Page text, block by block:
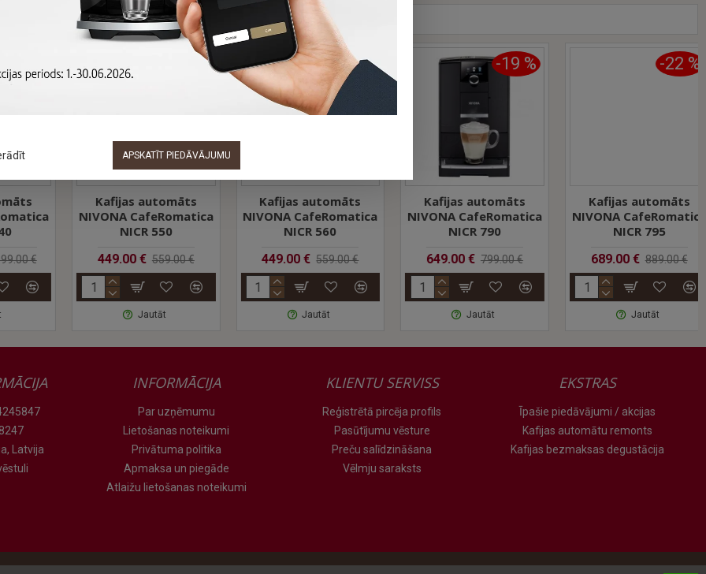
APSKATĪT PIEDĀVĀJUMU
ŠAJĀ PAŠĀ PREČU GRUPĀ
€
Kafijas automāts
NIVONA CafeRomatica
NICR 550
449.00 € 559.00 €
Jautāt
-20 %
Kafijas automāts
NIVONA CafeRomatica
NICR 560
449.00 € 559.00 €
Jautāt
-19 %
Kafijas automāts
NIVONA CafeRomatica
NICR 790
649.00 € 799.00 €
Jautāt
-22 %
Kafijas automāts
NIVONA CafeRomatica
NICR 795
689.00 € 889.00 €
Jautāt
bet jaunais un īpaši lielais 5'' skāriendisplejs nodrošina sevišķi ērtu vadību.
Latvija
INFORMĀCIJA
Par uzņēmumu
Lietošanas noteikumi
Privātuma politika
Apmaksa un piegāde
Atlaižu lietošanas noteikumi
KLIENTU SERVISS
Reģistrētā pircēja profils
Pasūtījumu vēsture
Preču salīdzināšana
Vēlmju saraksts
EKSTRAS
Īpašie piedāvājumi / akcijas
Kafijas automātu remonts
Kafijas bezmaksas degustācija